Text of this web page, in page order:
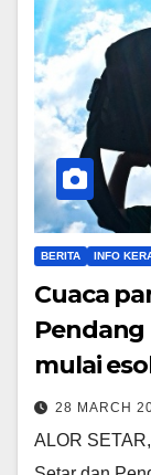
BERITA INFO
Cuaca
Pendang
mulai
28 MARCH
ALOR